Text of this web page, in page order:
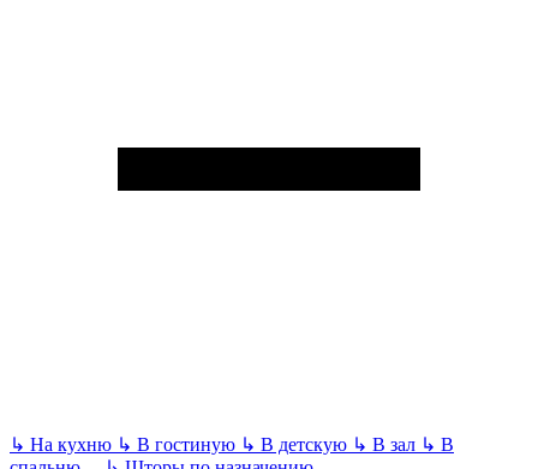
↳ На кухню ↳ В гостиную ↳ В детскую ↳ В зал ↳ В